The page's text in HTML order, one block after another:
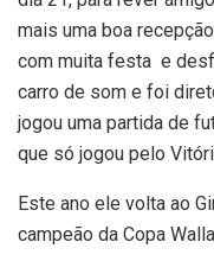
mais uma boa
com muita festa e
carro de som e foi
jogou uma partida de
que só jogou pelo
Este ano ele volta ao
campeão da Copa